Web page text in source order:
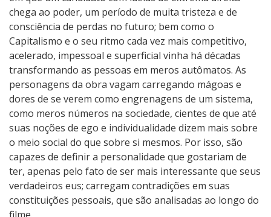
chega ao poder, um período de muita tristeza e de
consciência de perdas no futuro; bem como o
Capitalismo e o seu ritmo cada vez mais competitivo,
acelerado, impessoal e superficial vinha há décadas
transformando as pessoas em meros autômatos. As
personagens da obra vagam carregando mágoas e
dores de se verem como engrenagens de um sistema,
como meros números na sociedade, cientes de que até
suas noções de ego e individualidade dizem mais sobre
o meio social do que sobre si mesmos. Por isso, são
capazes de definir a personalidade que gostariam de
ter, apenas pelo fato de ser mais interessante que seus
verdadeiros eus; carregam contradições em suas
constituições pessoais, que são analisadas ao longo do